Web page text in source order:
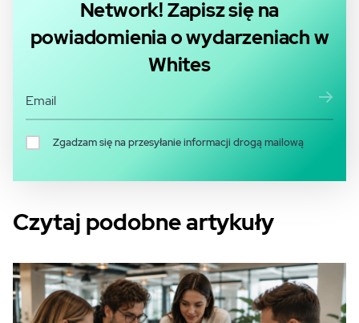
Network! Zapisz się na
powiadomienia o wydarzeniach w
Whites
Zgadzam się na przesyłanie informacji drogą mailową
Czytaj podobne artykuły